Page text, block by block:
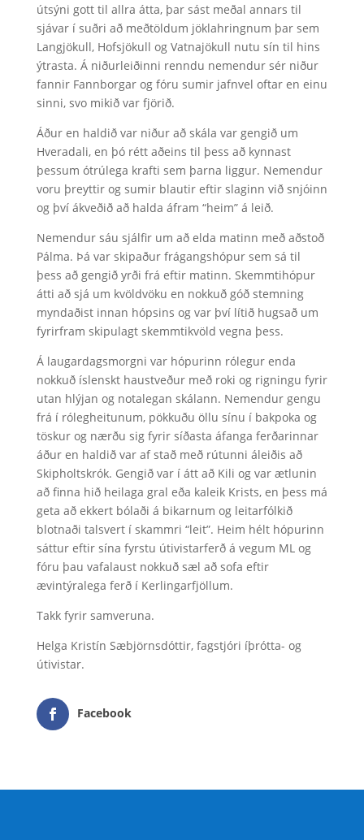
útsýni gott til allra átta, þar sást meðal annars til
sjávar í suðri að meðtöldum jöklahringnum þar sem
Langjökull, Hofsjökull og Vatnajökull nutu sín til hins
ýtrasta. Á niðurleiðinni renndu nemendur sér niður
fannir Fannborgar og fóru sumir jafnvel oftar en einu
sinni, svo mikið var fjörið.
Áður en haldið var niður að skála var gengið um
Hveradali, en þó rétt aðeins til þess að kynnast
þessum ótrúlega krafti sem þarna liggur. Nemendur
voru þreyttir og sumir blautir eftir slaginn við snjóinn
og því ákveðið að halda áfram “heim” á leið.
Nemendur sáu sjálfir um að elda matinn með aðstoð
Pálma. Þá var skipaður frágangshópur sem sá til
þess að gengið yrði frá eftir matinn. Skemmtihópur
átti að sjá um kvöldvöku en nokkuð góð stemning
myndaðist innan hópsins og var því lítið hugsað um
fyrirfram skipulagt skemmtikvöld vegna þess.
Á laugardagsmorgni var hópurinn rólegur enda
nokkuð íslenskt haustveður með roki og rigningu fyrir
utan hlýjan og notalegan skálann. Nemendur gengu
frá í rólegheitunum, pökkuðu öllu sínu í bakpoka og
töskur og nærðu sig fyrir síðasta áfanga ferðarinnar
áður en haldið var af stað með rútunni áleiðis að
Skipholtskrók. Gengið var í átt að Kili og var ætlunin
að finna hið heilaga gral eða kaleik Krists, en þess má
geta að ekkert bólaði á bikarnum og leitarfólkið
blotnaði talsvert í skammri “leit”. Heim hélt hópurinn
sáttur eftir sína fyrstu útivistarferð á vegum ML og
fóru þau vafalaust nokkuð sæl að sofa eftir
ævintýralega ferð í Kerlingarfjöllum.
Takk fyrir samveruna.
Helga Kristín Sæbjörnsdóttir, fagstjóri íþrótta- og
útivistar.
Facebook